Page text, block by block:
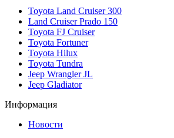
Toyota Land Cruiser 300
Land Cruiser Prado 150
Toyota FJ Cruiser
Toyota Fortuner
Toyota Hilux
Toyota Tundra
Jeep Wrangler JL
Jeep Gladiator
Информация
Новости